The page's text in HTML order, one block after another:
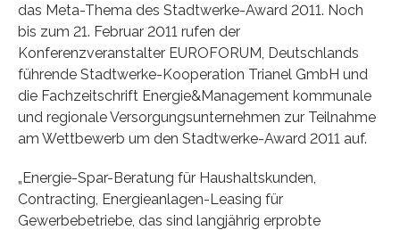
das Meta-Thema des Stadtwerke-Award 2011. Noch
bis zum 21. Februar 2011 rufen der
Konferenzveranstalter EUROFORUM, Deutschlands
führende Stadtwerke-Kooperation Trianel GmbH und
die Fachzeitschrift Energie&Management kommunale
und regionale Versorgungsunternehmen zur Teilnahme
am Wettbewerb um den Stadtwerke-Award 2011 auf.
„Energie-Spar-Beratung für Haushaltskunden,
Contracting, Energieanlagen-Leasing für
Gewerbebetriebe, das sind langjährig erprobte